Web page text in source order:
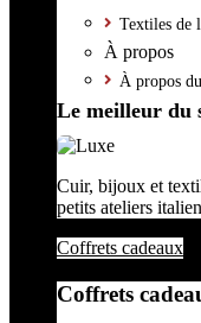
Textiles de
À propos
À propos
Le meilleur du
Cuir, bijoux et
petits ateliers
Coffrets cadeaux
Coffrets